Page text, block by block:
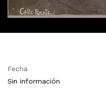
Fecha
Sin información